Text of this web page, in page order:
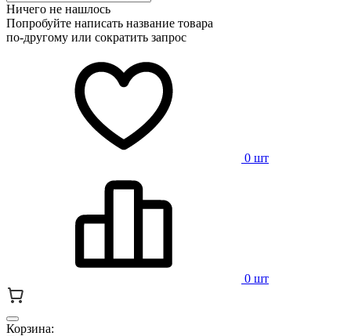
Ничего не нашлось
Попробуйте написать название товара
по-другому или сократить запрос
0 шт
0 шт
Корзина: